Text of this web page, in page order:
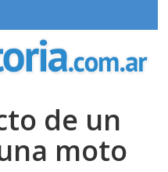
de un
moto